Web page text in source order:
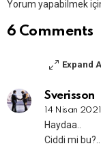
Bir
yazın
Yorum yapabilmek
6 Comments
Expand
Sverisson
14 Nisan
Haydaa..
Ciddi mi bu?..